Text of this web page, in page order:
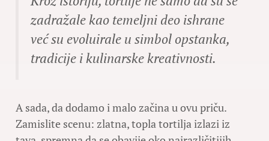
zadražale kao temeljni deo ishrane
već su evoluirale u simbol opstanka,
tradicije i kulinarske kreativnosti.
A sada, da dodamo i malo začina u ovu priču.
Zamislite scenu: zlatna, topla tortilja izlazi iz